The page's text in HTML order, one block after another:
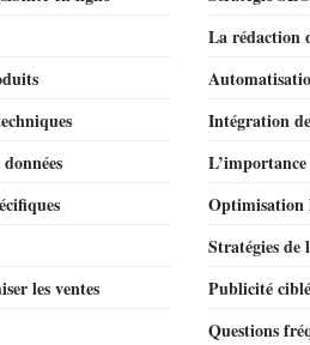
La rédaction
Intégration
Optimisation
Stratégies de
les ventes
Publicité
Questions